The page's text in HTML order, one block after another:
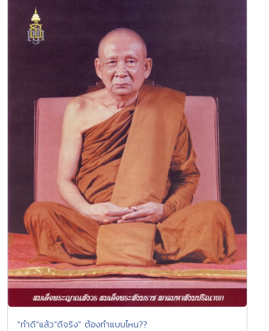
"ทำดี"แล้ว"ดีจริง" ต้องทำแบบไหน??